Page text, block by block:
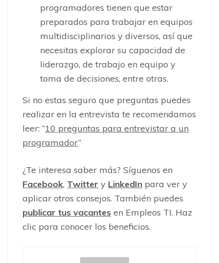
programadores tienen que estar
preparados para trabajar en equipos
multidisciplinarios y diversos, así que
necesitas explorar su capacidad de
liderazgo, de trabajo en equipo y
toma de decisiones, entre otras.
Si no estas seguro que preguntas puedes
realizar en la entrevista te recomendamos
leer: “10 preguntas para entrevistar a un
programador”
¿Te interesa saber más? Síguenos en
Facebook, Twitter y LinkedIn para ver y
aplicar otros consejos. También puedes
publicar tus vacantes en Empleos TI. Haz
clic para conocer los beneficios.